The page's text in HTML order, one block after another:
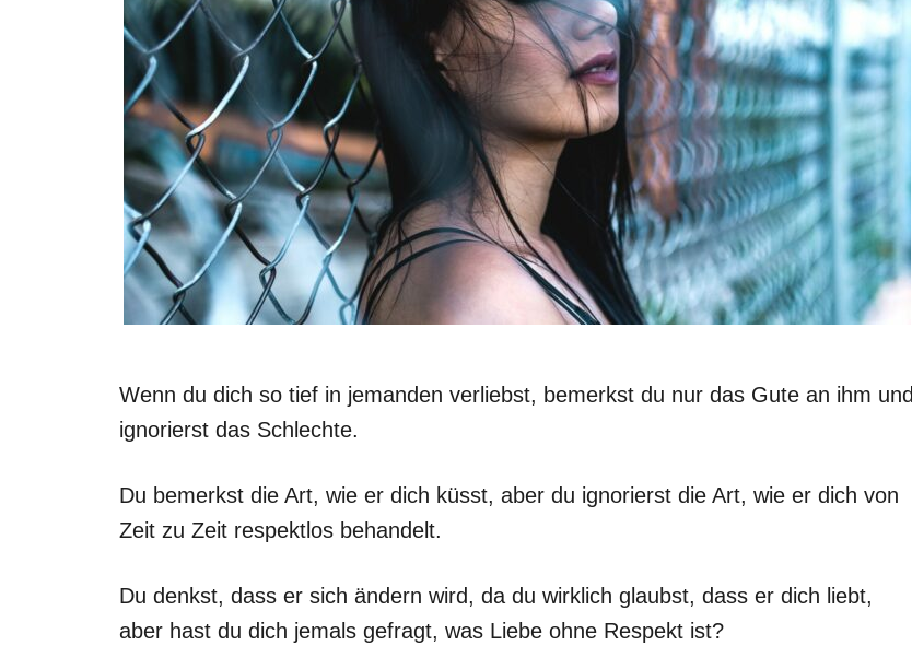
Wenn du dich so tief in jemanden verliebst, bemerkst du nur das Gute an ihm und
ignorierst das Schlechte.
Du bemerkst die Art, wie er dich küsst, aber du ignorierst die Art, wie er dich von
Zeit zu Zeit respektlos behandelt.
Du denkst, dass er sich ändern wird, da du wirklich glaubst, dass er dich liebt,
aber hast du dich jemals gefragt, was Liebe ohne Respekt ist?